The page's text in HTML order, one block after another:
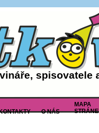
spisovatele
O NÁS
MAPA